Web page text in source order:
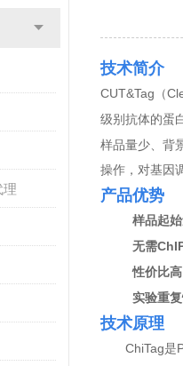
理
技术简介
CUT&Tag （
级别抗体的蛋
样品量少、背
操作，对基因
产品优势
样品起
无需
性价比
实验重
技术原理
ChiTag是